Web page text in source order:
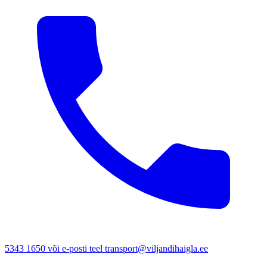
5343 1650 või e-posti teel transport@viljandihaigla.ee